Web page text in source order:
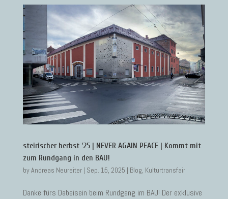
steirischer herbst ’25 | NEVER AGAIN PEACE | Kommt mit
zum Rundgang in den BAU!
byAndreas Neureiter| Sep. 15, 2025 | Blog, Kulturtransfair
Danke fürs Dabeisein beim Rundgang im BAU! Der exklusive